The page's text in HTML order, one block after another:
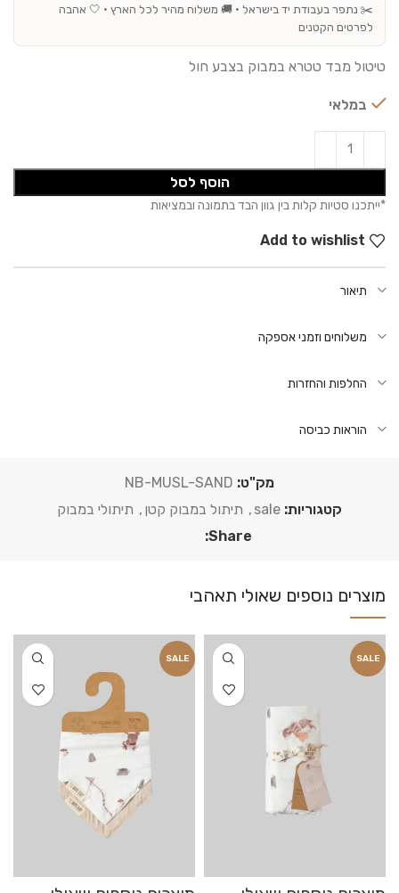
✂️ נתפר בעבודת יד בישראל · 🚚 משלוח מהיר לכל הארץ · 🤍 אהבה
לפרטים הקטנים
טיטול מבד טטרא במבוק בצבע חול
במלאי
הוסף לסל
Add to wishlist
תיאור
משלוחים וזמני אספקה
החלפות והחזרות
הוראות כביסה
מק"ט: NB-MUSL-SAND
קטגוריות: sale
, תיתול במבוק קטן , תיתולי במבוק
Share:
SALE
SALE